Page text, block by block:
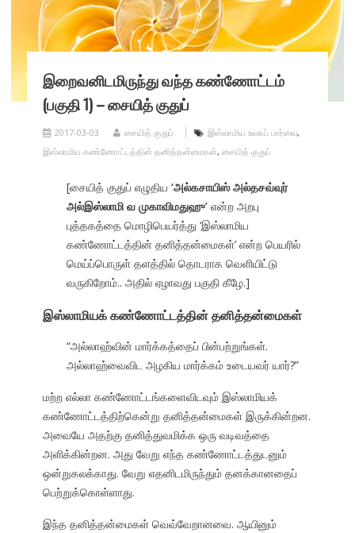
இறைவனிடமிருந்து வந்த கண்ணோட்டம்
(பகுதி 1) – சையித் குதுப்
2017-03-03 சையித் குதுப் இஸ்லாமிய உலகப் பார்வை,
இஸ்லாமிய கண்ணோட்டத்தின் தனித்தன்மைகள், சையித் குதுப்
[சையித் குதுப் எழுதிய ‘அல்கசாயிஸ் அல்தசவ்வுர்
அல்இஸ்லாமி வ முகாவிமதுஹு’என்ற அறபு
புத்தகத்தை மொழிபெயர்த்து ‘இஸ்லாமிய
கண்ணோட்டத்தின் தனித்தன்மைகள்’ என்ற பெயரில்
மெய்ப்பொருள் தளத்தில் தொடராக வெளியிட்டு
வருகிறோம்.. அதில் ஏழாவது பகுதி கீழே.]
இஸ்லாமியக் கண்ணோட்டத்தின் தனித்தன்மைகள்
“அல்லாஹ்வின் மார்க்கத்தைப் பின்பற்றுங்கள்.
அல்லாஹ்வைவிட அழகிய மார்க்கம் உடையவர் யார்?”
மற்ற எல்லா கண்ணோட்டங்களைவிடவும் இஸ்லாமியக்
கண்ணோட்டத்திற்கென்று தனித்தன்மைகள் இருக்கின்றன.
அவையே அதற்கு தனித்துவமிக்க ஒரு வடிவத்தை
அளிக்கின்றன. அது வேறு எந்த கண்ணோட்டத்துடனும்
ஒன்றுகலக்காது. வேறு எதனிடமிருந்தும் தனக்கானதைப்
பெற்றுக்கொள்ளாது.
இந்த தனித்தன்மைகள் வெவ்வேறானவை. ஆயினும்